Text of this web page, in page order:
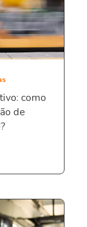
como
de